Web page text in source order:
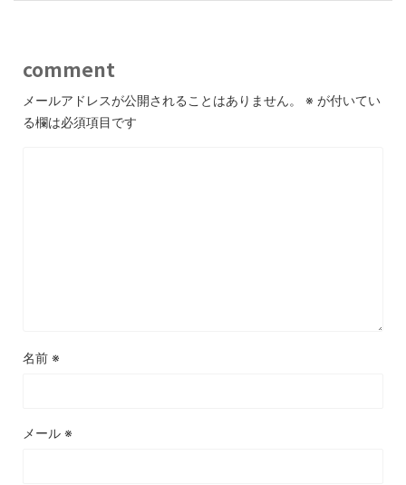
comment
メールアドレスが公開されることはありません。 ※ が付いてい
る欄は必須項目です
名前 ※
メール ※